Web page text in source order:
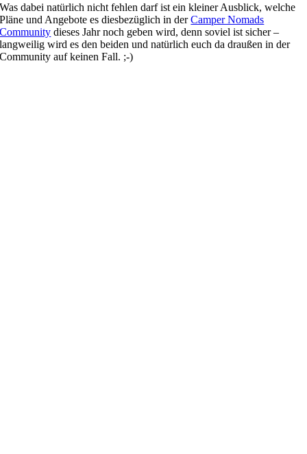
Was dabei natürlich nicht fehlen darf ist ein kleiner Ausblick, welche
Pläne und Angebote es diesbezüglich in derCamper Nomads
Community dieses Jahr noch geben wird, denn soviel ist sicher –
langweilig wird es den beiden und natürlich euch da draußen in der
Community auf keinen Fall. ;-)